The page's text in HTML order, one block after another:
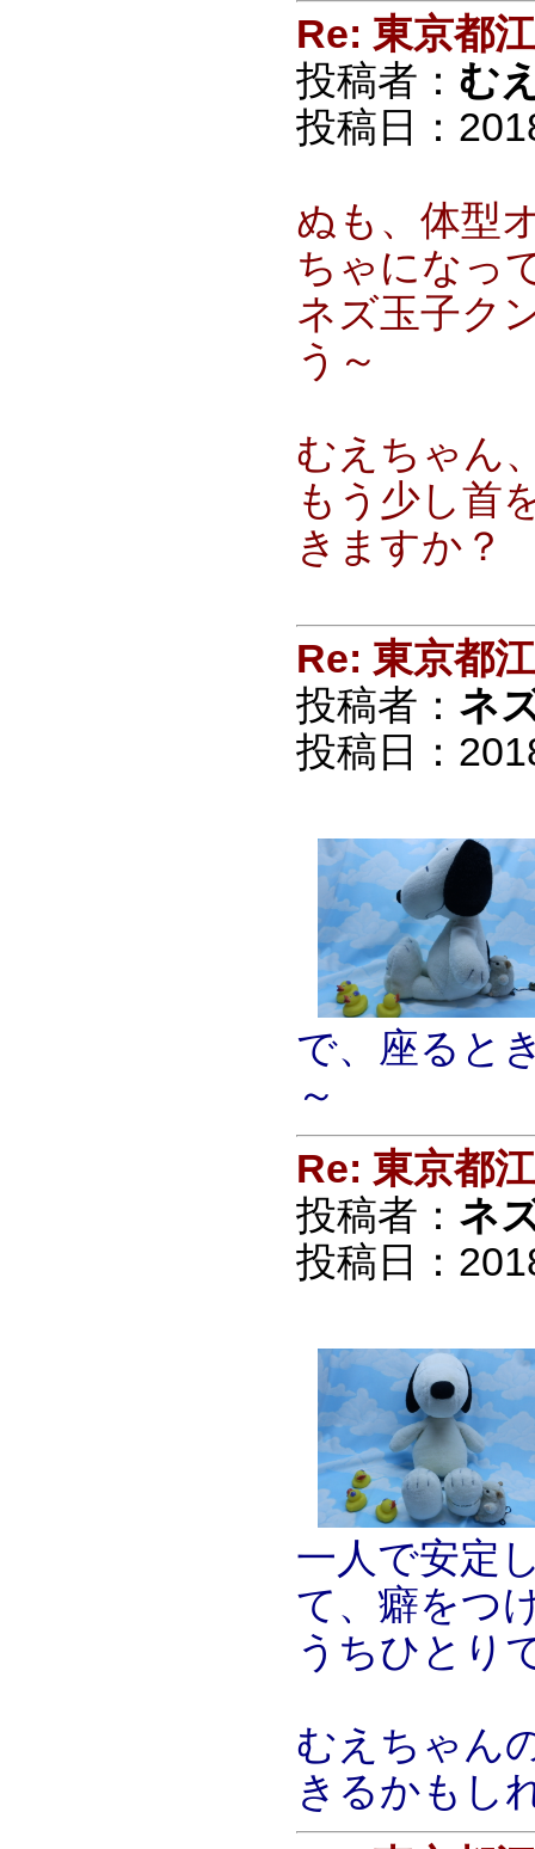
Re: 東京都
投稿者： む
投稿日：
ぬも、体型
ちゃになっ
ネズ玉子ク
う～
むえちゃん
もう少し首
きますか？
Re: 東京都
投稿者： ネ
投稿日：
で、座ると
～
Re: 東京都
投稿者： ネ
投稿日：
一人で安定
て、癖をつ
うちひとり
むえちゃん
きるかもし